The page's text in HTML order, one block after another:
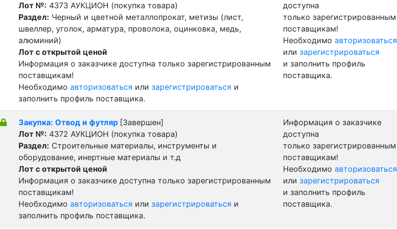
Лот №: 4373 АУКЦИОН (покупка товара)
Раздел: Черный и цветной металлопрокат, метизы (лист,
швеллер, уголок, арматура, проволока, оцинковка, медь,
алюминий)
Лот с открытой ценой
Информация о заказчике доступна только зарегистрированным
поставщикам!
Необходимо авторизоваться или зарегистрироваться и
заполнить профиль поставщика.
доступна
только зарегистрированным
поставщикам!
Необходимо авторизоваться
или зарегистрироваться
и заполнить профиль
поставщика.
Закупка: Отвод и футляр [Завершен]
Лот №: 4372 АУКЦИОН (покупка товара)
Раздел: Строительные материалы, инструменты и
оборудование, инертные материалы и т.д
Лот с открытой ценой
Информация о заказчике доступна только зарегистрированным
поставщикам!
Необходимо авторизоваться или зарегистрироваться и
заполнить профиль поставщика.
Информация о заказчике
доступна
только зарегистрированным
поставщикам!
Необходимо авторизоваться
или зарегистрироваться
и заполнить профиль
поставщика.